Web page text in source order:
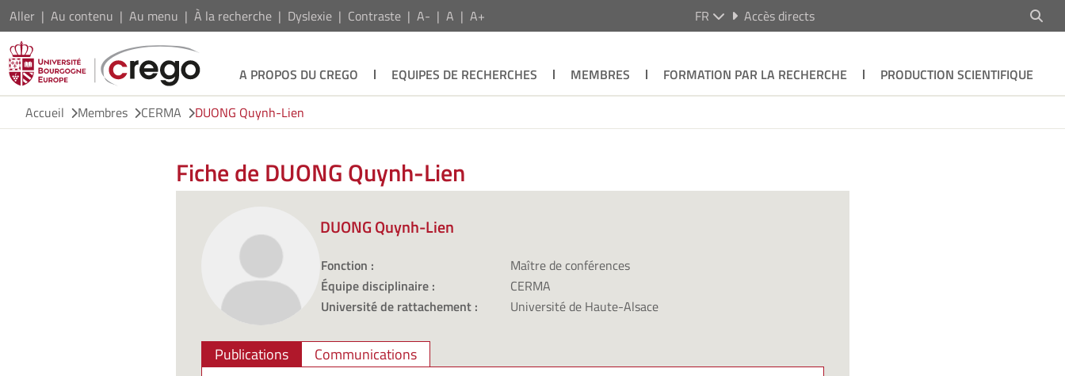
Aller Au contenu Au menu À la recherche Dyslexie Contraste A- A A+ FR Accès directs
A PROPOS DU CREGO EQUIPES DE RECHERCHES MEMBRES FORMATION PAR LA RECHERCHE
PRODUCTION SCIENTIFIQUE
Accueil
Membres CERMA DUONG Quynh-Lien
Fiche de DUONG Quynh-Lien
DUONG Quynh-Lien
Fonction :
Maître de conférences
Équipe disciplinaire :
CERMA
Université de rattachement :
Université de Haute-Alsace
Publications Communications